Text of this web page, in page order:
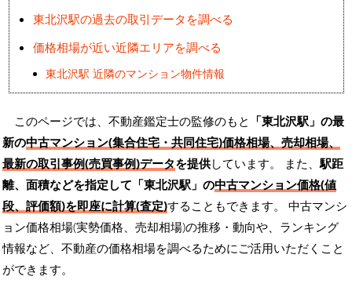
東北沢駅の過去の取引データを調べる
価格相場が近い近隣エリアを調べる
東北沢駅 近隣のマンション物件情報
このページでは、不動産鑑定士の監修のもと 「東北沢駅」の最
新の中古マンション(集合住宅・共同住宅)価格相場、売却相場、
最新の取引事例(売買事例)データを提供しています。 また、駅距
離、面積などを指定して「東北沢駅」の中古マンション価格(値
段、評価額)を即座に計算(査定)することもできます。 中古マンシ
ョン価格相場(実勢価格、売却相場)の推移・動向や、ランキング
情報など、不動産の価格相場を調べるためにご活用いただくこと
ができます。